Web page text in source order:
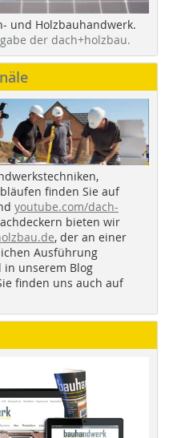
und Holzbauhandwerk.
der dach+holzbau.
finden Sie auf
youtube.com/dach-
bieten wir
, der an einer
Ausführung
unserem Blog
finden uns auch auf